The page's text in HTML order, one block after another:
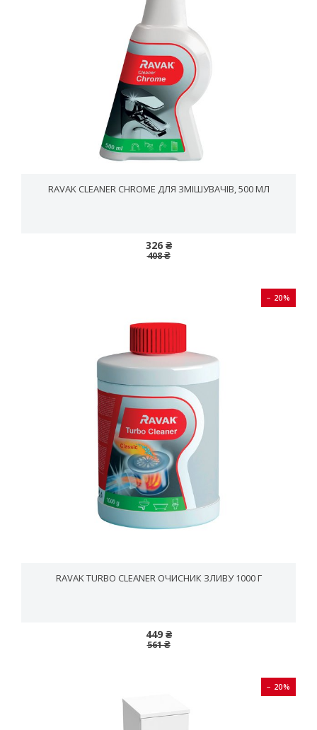
RAVAK CLEANER CHROME ДЛЯ ЗМІШУВАЧІВ, 500 МЛ
326 ₴
408 ₴
− 20%
RAVAK TURBO CLEANER ОЧИСНИК ЗЛИВУ 1000 Г
449 ₴
561 ₴
− 20%